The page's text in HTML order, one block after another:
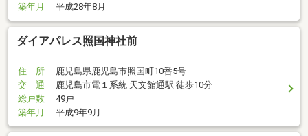
築年月
平成28年8月
ダイアパレス照国神社前
住 所
鹿児島県鹿児島市照国町10番5号
交 通
鹿児島市電１系統 天文館通駅 徒歩10分
総戸数
49戸
築年月
平成9年9月